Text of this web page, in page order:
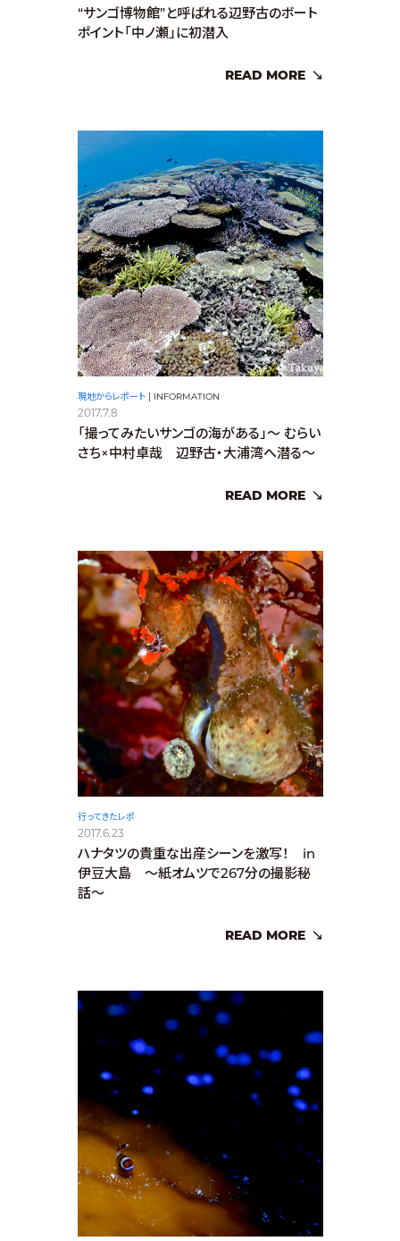
“サンゴ博物館”と呼ばれる辺野古のボート
ポイント「中ノ瀬」に初潜入
READ MORE
現地からレポート| INFORMATION
2017.7.8
「撮ってみたいサンゴの海がある」〜 むらい
さち×中村卓哉 辺野古・大浦湾へ潜る〜
READ MORE
行ってきたレポ
2017.6.23
ハナタツの貴重な出産シーンを激写！ in
伊豆大島 ～紙オムツで267分の撮影秘
話～
READ MORE